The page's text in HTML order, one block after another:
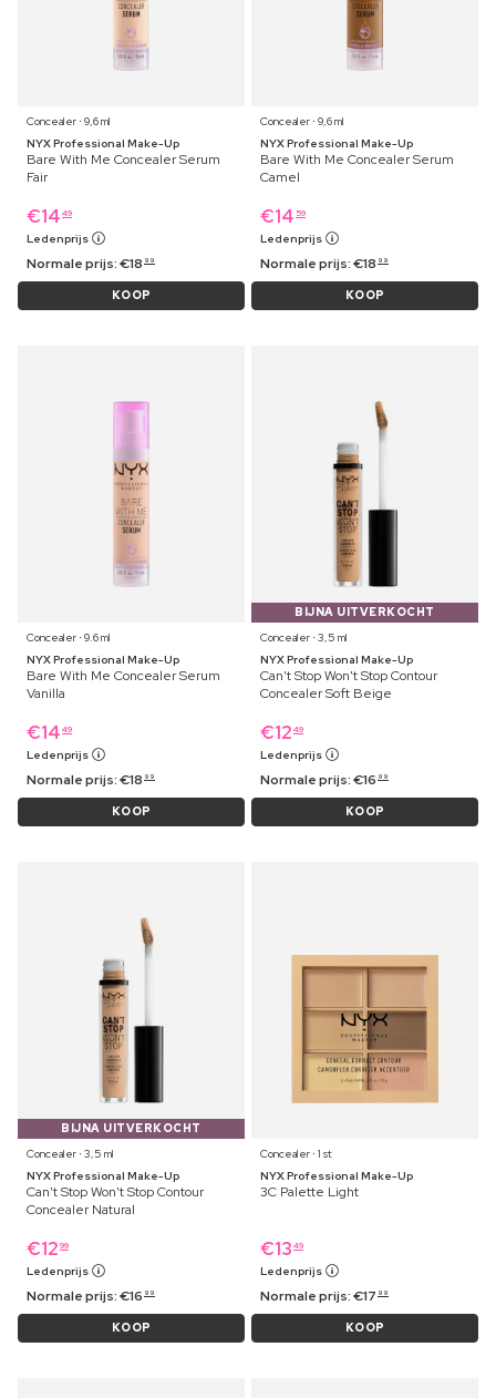
Concealer ⋅ 9,6 ml
NYX Professional Make-Up
Bare With Me Concealer Serum
Fair
€14 49
Ledenprijs
Normale prijs:€18 99
KOOP
Concealer ⋅ 9,6 ml
NYX Professional Make-Up
Bare With Me Concealer Serum
Camel
€14 59
Ledenprijs
Normale prijs:€18 99
KOOP
Concealer ⋅ 9.6 ml
NYX Professional Make-Up
Bare With Me Concealer Serum
Vanilla
€14 49
Ledenprijs
Normale prijs:€18 99
KOOP
BIJNA UITVERKOCHT
Concealer ⋅ 3,5 ml
NYX Professional Make-Up
Can't Stop Won't Stop Contour
Concealer Soft Beige
€12 49
Ledenprijs
Normale prijs:€16 99
KOOP
BIJNA UITVERKOCHT
Concealer ⋅ 3,5 ml
NYX Professional Make-Up
Can't Stop Won't Stop Contour
Concealer Natural
€12 99
Ledenprijs
Normale prijs:€16 99
KOOP
Concealer ⋅ 1 st
NYX Professional Make-Up
3C Palette Light
€13 49
Ledenprijs
Normale prijs:€17 99
KOOP